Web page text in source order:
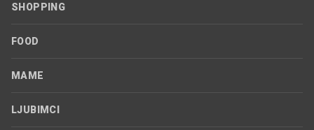
SHOPPING
FOOD
MAME
LJUBIMCI